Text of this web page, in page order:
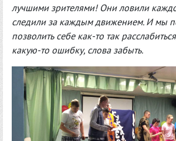
лучшими зрителями! Они ловили
следили за каждым движением. И мы
позволить себе как-то так
какую-то ошибку, слова забыть.